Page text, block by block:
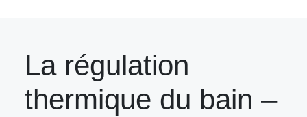
La régulation
thermique du bain –